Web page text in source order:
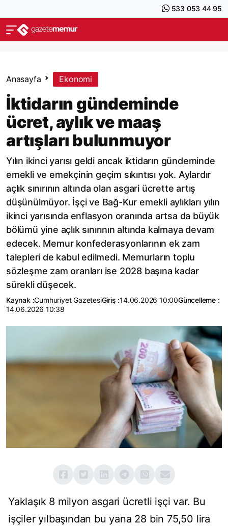
533 053 44 95
Anasayfa Ekonomi
İktidarın gündeminde
ücret, aylık ve maaş
artışları bulunmuyor
Yılın ikinci yarısı geldi ancak iktidarın gündeminde
emekli ve emekçinin geçim sıkıntısı yok. Aylardır
açlık sınırının altında olan asgari ücrette artış
düşünülmüyor. İşçi ve Bağ-Kur emekli aylıkları yılın
ikinci yarısında enflasyon oranında artsa da büyük
bölümü yine açlık sınırının altında kalmaya devam
edecek. Memur konfederasyonlarının ek zam
talepleri de kabul edilmedi. Memurların toplu
sözleşme zam oranları ise 2028 başına kadar
sürekli düşecek.
Kaynak :Cumhuriyet GazetesiGiriş :14.06.2026 10:00Güncelleme :
14.06.2026 10:38
Yaklaşık 8 milyon asgari ücretli işçi var. Bu
işçiler yılbaşından bu yana 28 bin 75,50 lira